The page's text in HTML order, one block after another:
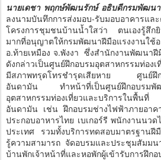
นายเดชา พฤกษ์พัฒนรักษ์ อธิบดีกรมพัฒนา
ลงนามบันทึกการส่งมอบ-รับมอบอาคารแล
โครงการชุมชนบ้านน้ำใสว่า ตนเองรู้สึก
มากที่อนุญาตให้กรมพัฒนาฝีมือแรงงานใช้
อ.ท้ายเหมือง จ.พังงา ซึ่งสำนักงานพัฒนาฝี
ดังกล่าวเป็นศูนย์ฝึกอบรมอุตสาหกรรมท่อง
มีสภาพทรุดโทรชำรุดเสียหาย ศูนย์ฝึกอ
อันดามัน ทำหน้าที่เป็นศูนย์ฝึกอบรมพัฒ
อุตสาหกรรมท่องเที่ยวและบริการในพื้
อันดามัน เช่น ฝึกอบรมช่างไฟฟ้าภายอาค
ประกอบอาหารไทย เบเกอร์รี พนักงานนว
ประเทศ รวมทั้งบริการทดสอบมาตรฐานฝี
รู้ความสามารถ จัดอบรมและประชุมสัมม
บ้านพักเจ้าหน้าที่และหอพักผู้เข้ารับการฝึกอ